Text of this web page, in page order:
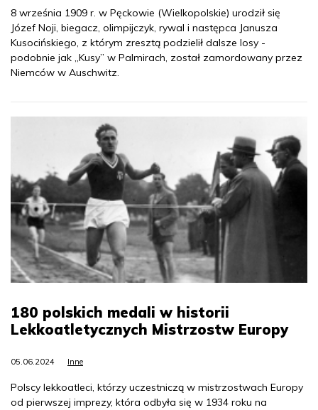
8 września 1909 r. w Pęckowie (Wielkopolskie) urodził się
Józef Noji, biegacz, olimpijczyk, rywal i następca Janusza
Kusocińskiego, z którym zresztą podzielił dalsze losy -
podobnie jak „Kusy” w Palmirach, został zamordowany przez
Niemców w Auschwitz.
180 polskich medali w historii
Lekkoatletycznych Mistrzostw Europy
05.06.2024 Inne
Polscy lekkoatleci, którzy uczestniczą w mistrzostwach Europy
od pierwszej imprezy, która odbyła się w 1934 roku na